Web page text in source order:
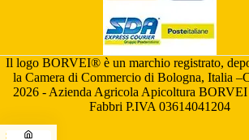
Il logo BORVEI® è un marchio registrato,
la Camera di Commercio di Bologna, Italia
2026 - Azienda Agricola Apicoltura
Fabbri P.IVA 03614041204